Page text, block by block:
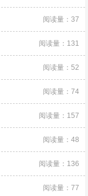
阅读量：37
阅读量：131
阅读量：52
阅读量：74
阅读量：157
阅读量：48
阅读量：136
阅读量：77